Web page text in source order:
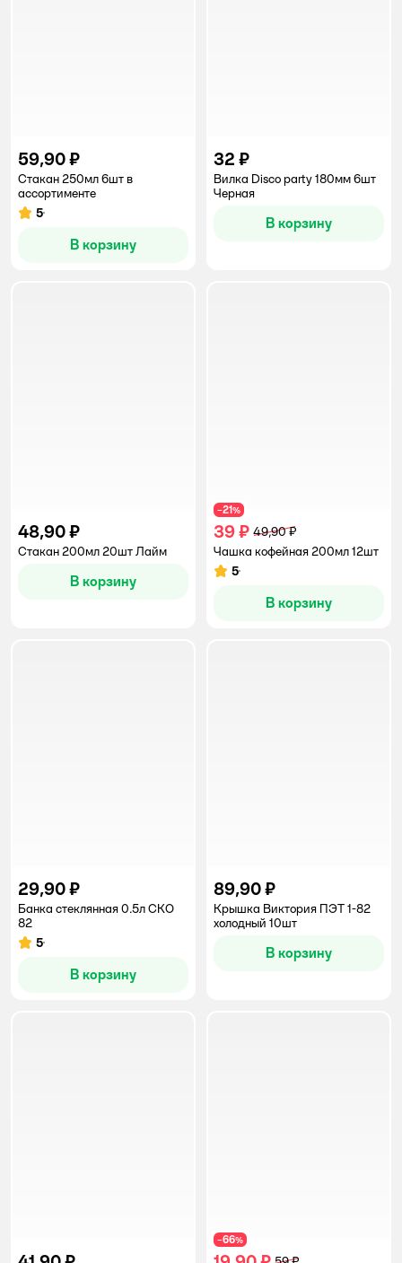
59,90 ₽
Стакан 250мл 6шт в
ассортименте
Рейтинг:
5
В корзину
32 ₽
Вилка Disco party 180мм 6шт
Черная
В корзину
48,90 ₽
Стакан 200мл 20шт Лайм
В корзину
−21%
39 ₽ 49,90 ₽
Чашка кофейная 200мл 12шт
Рейтинг:
5
В корзину
29,90 ₽
Банка стеклянная 0.5л СКО
82
Рейтинг:
5
В корзину
89,90 ₽
Крышка Виктория ПЭТ 1-82
холодный 10шт
В корзину
−66%